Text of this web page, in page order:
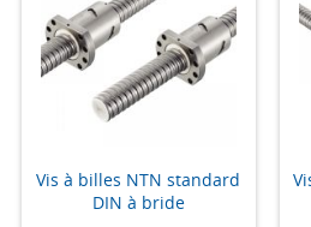
Vis à billes NTN standard
DIN à bride